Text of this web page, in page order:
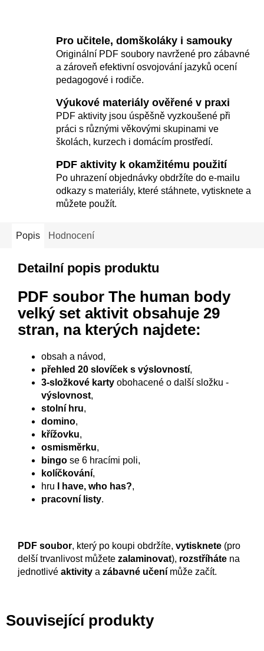
Pro učitele, domškoláky i samouky
Originální PDF soubory navržené pro zábavné
a zároveň efektivní osvojování jazyků ocení
pedagogové i rodiče.
Výukové materiály ověřené v praxi
PDF aktivity jsou úspěšně vyzkoušené při
práci s různými věkovými skupinami ve
školách, kurzech i domácím prostředí.
PDF aktivity k okamžitému použití
Po uhrazení objednávky obdržíte do e-mailu
odkazy s materiály, které stáhnete, vytisknete a
můžete použít.
Popis Hodnocení
Detailní popis produktu
PDF soubor The human body
velký set aktivit obsahuje 29
stran, na kterých najdete:
obsah a návod,
přehled 20 slovíček s výslovností,
3-složkové karty obohacené o další složku -
výslovnost,
stolní hru,
domino,
křížovku,
osmisměrku,
bingo se 6 hracími poli,
kolíčkování,
hru
I have, who has?,
pracovní listy.
PDF soubor, který po koupi obdržíte, vytisknete (pro
delší trvanlivost můžete zalaminovat), rozstříháte na
jednotlivé aktivity a zábavné učení může začít.
Související produkty